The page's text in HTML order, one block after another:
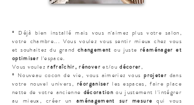
° Déjà bien installé mais vous n'aimez plus votre salon,
votre chambre... Vous voulez vous sentir mieux chez vous
et souhaitez du grandchangement ou justeréaménager et
optimiser l'espace.
Vous voulezrafraîchir, rénoveret/ou décorer,
° Nouveau cocon de vie, vous aimeriez vousprojeter dans
votre nouvel univers,réorganiser les espaces, faire place
nette de votre ancienne décoration ou justement l'intégrer
au mieux, créer un aménagement sur mesure qui vous